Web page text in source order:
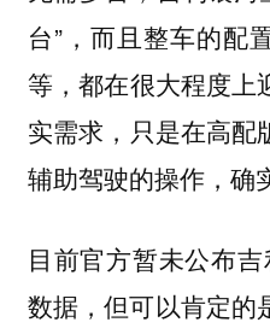
台”，而且整车的配
等，都在很大程度上
实需求，只是在高配
辅助驾驶的操作，确
目前官方暂未公布
数据，但可以肯定的